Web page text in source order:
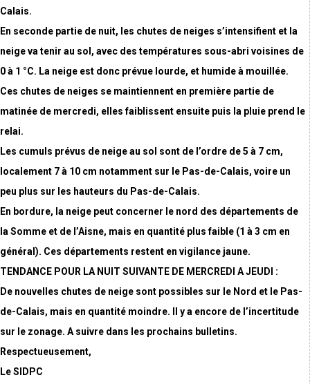
Calais.
En seconde partie de nuit, les chutes de neiges s’intensifient et la
neige va tenir au sol, avec des températures sous-abri voisines de
0 à 1 °C. La neige est donc prévue lourde, et humide à mouillée.
Ces chutes de neiges se maintiennent en première partie de
matinée de mercredi, elles faiblissent ensuite puis la pluie prend le
relai.
Les cumuls prévus de neige au sol sont de l’ordre de 5 à 7 cm,
localement 7 à 10 cm notamment sur le Pas-de-Calais, voire un
peu plus sur les hauteurs du Pas-de-Calais.
En bordure, la neige peut concerner le nord des départements de
la Somme et de l’Aisne, mais en quantité plus faible (1 à 3 cm en
général). Ces départements restent en vigilance jaune.
TENDANCE POUR LA NUIT SUIVANTE DE MERCREDI A JEUDI :
De nouvelles chutes de neige sont possibles sur le Nord et le Pas-
de-Calais, mais en quantité moindre. Il y a encore de l’incertitude
sur le zonage. A suivre dans les prochains bulletins.
Respectueusement,
Le SIDPC